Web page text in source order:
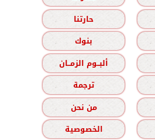
حارتنا
بنوك
ألبــوم الزمــان
ترجمة
من نحن
الخصوصية